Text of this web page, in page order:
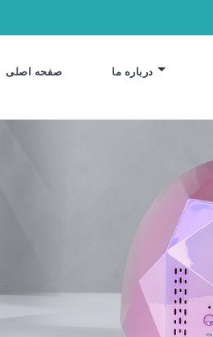
صفحه اصلی درباره ما